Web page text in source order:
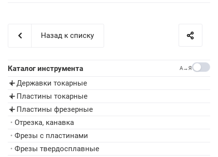
Назад к списку
Каталог инструмента A→Я
▸ Державки токарные
▸ Пластины токарные
▸ Пластины фрезерные
• Отрезка, канавка
• Фрезы с пластинами
• Фрезы твердосплавные